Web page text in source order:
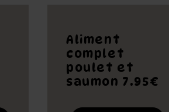
Aliment
complet
poulet et
saumon 7.95€